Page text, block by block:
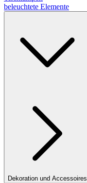
beleuchtete Elemente
Dekoration und Accessoires